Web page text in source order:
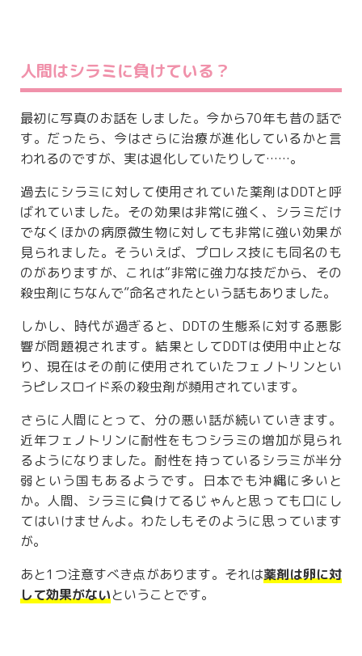
人間はシラミに負けている？
最初に写真のお話をしました。今から70年も昔の話で
す。だったら、今はさらに治療が進化しているかと言
われるのですが、実は退化していたりして……。
過去にシラミに対して使用されていた薬剤はDDTと呼
ばれていました。その効果は非常に強く、シラミだけ
でなくほかの病原微生物に対しても非常に強い効果が
見られました。そういえば、プロレス技にも同名のも
のがありますが、これは“非常に強力な技だから、その
殺虫剤にちなんで”命名されたという話もありました。
しかし、時代が過ぎると、DDTの生態系に対する悪影
響が問題視されます。結果としてDDTは使用中止とな
り、現在はその前に使用されていたフェノトリンとい
うピレスロイド系の殺虫剤が頻用されています。
さらに人間にとって、分の悪い話が続いていきます。
近年フェノトリンに耐性をもつシラミの増加が見られ
るようになりました。耐性を持っているシラミが半分
弱という国もあるようです。日本でも沖縄に多いと
か。人間、シラミに負けてるじゃんと思っても口にし
てはいけませんよ。わたしもそのように思っています
が。
あと1つ注意すべき点があります。それは薬剤は卵に対
して効果がないということです。